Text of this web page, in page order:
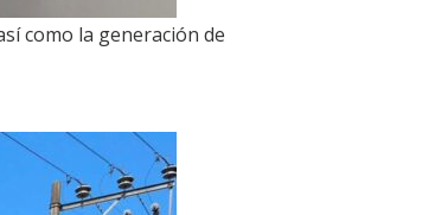
como la generación de